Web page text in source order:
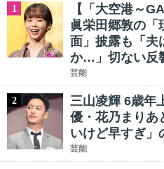
1
【「大空港～
眞栄田郷敦の「
面」披露も「夫
か…」切ない反
芸能
2
三山凌輝 6歳年
優・花乃まりあ
いけど早すぎ」
芸能